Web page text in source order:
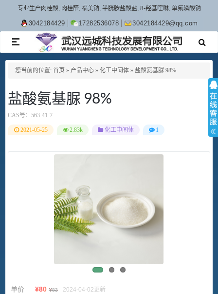
专业生产肉桂酸, 肉桂醛, 福美钠, 半胱胺盐酸盐, 8-羟基喹啉, 单氟磷酸钠
3042184429 17282536078 3042184429@qq.com
TOGGLE
NAVIGATION
您当前的位置: 首页 » 产品中心 » 化工中间体 » 盐酸氨基脲 98%
盐酸氨基脲 98%
CAS号： 563-41-7
2021-05-25 2.83k 化工中间体 1
单价 ¥80 ¥83 2024-04-02更新